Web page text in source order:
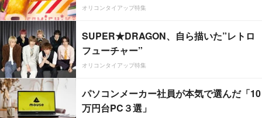
オリコンタイアップ特集
SUPER★DRAGON、自ら描いた”レトロ
フューチャー”
オリコンタイアップ特集
パソコンメーカー社員が本気で選んだ「10
万円台PC３選」